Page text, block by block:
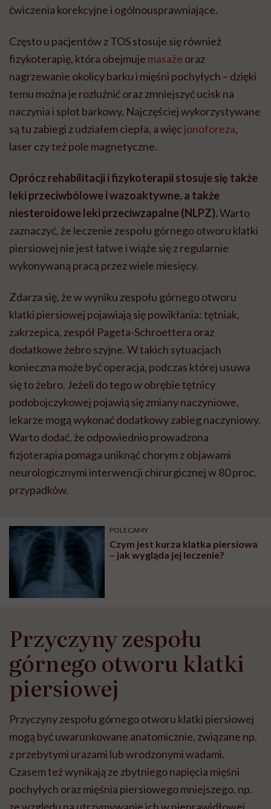
ćwiczenia korekcyjne i ogólnousprawniające.
Często u pacjentów z TOS stosuje się również
fizykoterapię, która obejmuje masaże oraz
nagrzewanie okolicy barku i mięśni pochyłych – dzięki
temu można je rozluźnić oraz zmniejszyć ucisk na
naczynia i splot barkowy. Najczęściej wykorzystywane
są tu zabiegi z udziałem ciepła, a więcjonoforeza,
laser czy też pole magnetyczne.
Oprócz rehabilitacji i fizykoterapii stosuje się także
leki przeciwbólowe i wazoaktywne, a także
niesteroidowe leki przeciwzapalne (NLPZ).Warto
zaznaczyć, że leczenie zespołu górnego otworu klatki
piersiowej nie jest łatwe i wiąże się z regularnie
wykonywaną pracą przez wiele miesięcy.
Zdarza się, że w wyniku zespołu górnego otworu
klatki piersiowej pojawiają się powikłania: tętniak,
zakrzepica, zespół Pageta-Schroettera oraz
dodatkowe żebro szyjne. W takich sytuacjach
konieczna może być operacja, podczas której usuwa
się to żebro. Jeżeli do tego w obrębie tętnicy
podobojczykowej pojawią się zmiany naczyniowe,
lekarze mogą wykonać dodatkowy zabieg naczyniowy.
Warto dodać, że odpowiednio prowadzona
fizjoterapia pomaga uniknąć chorym z objawami
neurologicznymi interwencji chirurgicznej w 80 proc.
przypadków.
POLECAMY
Czym jest kurza klatka piersiowa
– jak wygląda jej leczenie?
Przyczyny zespołu
górnego otworu klatki
piersiowej
Przyczyny zespołu górnego otworu klatki piersiowej
mogą być uwarunkowane anatomicznie, związane np.
z przebytymi urazami lub wrodzonymi wadami.
Czasem też wynikają ze zbytniego napięcia mięśni
pochyłych oraz mięśnia piersiowego mniejszego, np.